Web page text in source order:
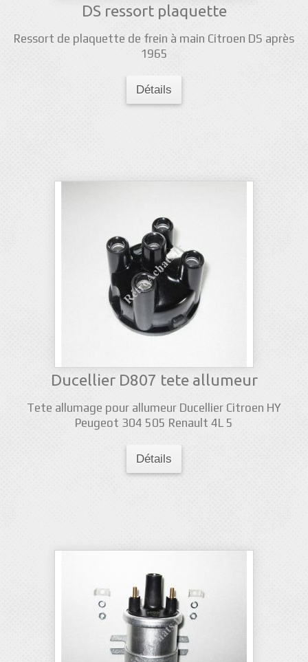
DS ressort plaquette
Ressort de plaquette de frein à main Citroen DS après
1965
Détails
Ducellier D807 tete allumeur
Tete allumage pour allumeur Ducellier Citroen HY
Peugeot 304 505 Renault 4L 5
Détails